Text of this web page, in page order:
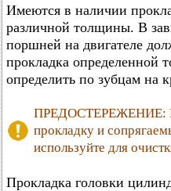
Имеются в наличии
различной толщины. В
поршней на двигателе
прокладка
определить по зубцам на
ПРЕДОСТЕРЕЖЕНИЕ:
прокладку и
используйте для
Прокладка головки